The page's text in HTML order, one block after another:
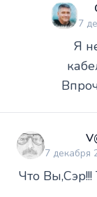
7
Я
7 декабря
Что